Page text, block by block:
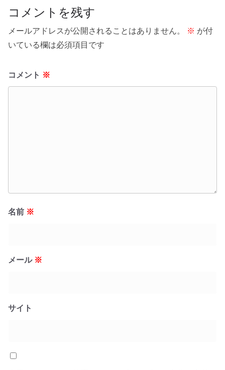
コメントを残す
メールアドレスが公開されることはありません。 ※ が付
いている欄は必須項目です
コメント ※
名前 ※
メール ※
サイト